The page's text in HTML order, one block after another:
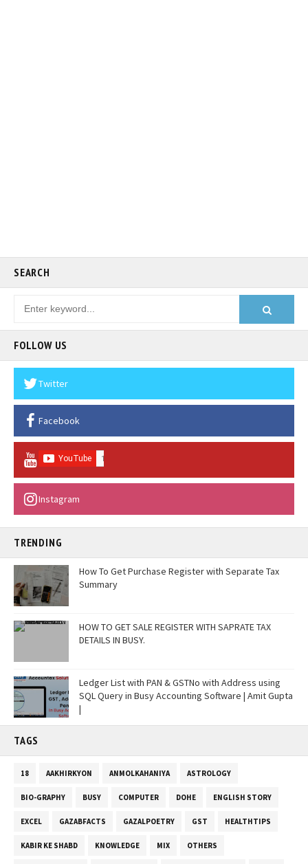
SEARCH
FOLLOW US
Twitter
Facebook
Instagram
TRENDING
How To Get Purchase Register with Separate Tax
Summary
HOW TO GET SALE REGISTER WITH SAPRATE TAX
DETAILS IN BUSY.
Ledger List with PAN & GSTNo with Address using
SQL Query in Busy Accounting Software | Amit Gupta
|
TAGS
18 AAKHIRKYON ANMOLKAHANIYA ASTROLOGY
BIO-GRAPHY BUSY COMPUTER DOHE ENGLISH STORY
EXCEL GAZABFACTS GAZALPOETRY GST HEALTHTIPS
KABIR KE SHABD KNOWLEDGE MIX OTHERS